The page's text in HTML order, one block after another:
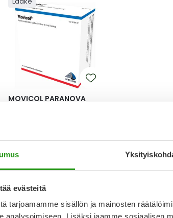
evästeitä
tarjoamamme sisällön ja mainosten
MOVICOL PARANOVA
Alk.
1tuote